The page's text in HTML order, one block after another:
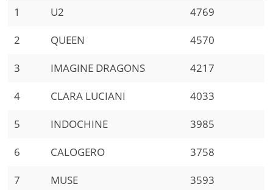
1 U2
4769
2
QUEEN
4570
3
IMAGINE DRAGONS
4217
4
CLARA LUCIANI
4033
5
INDOCHINE
3985
6
CALOGERO
3758
7
MUSE
3593